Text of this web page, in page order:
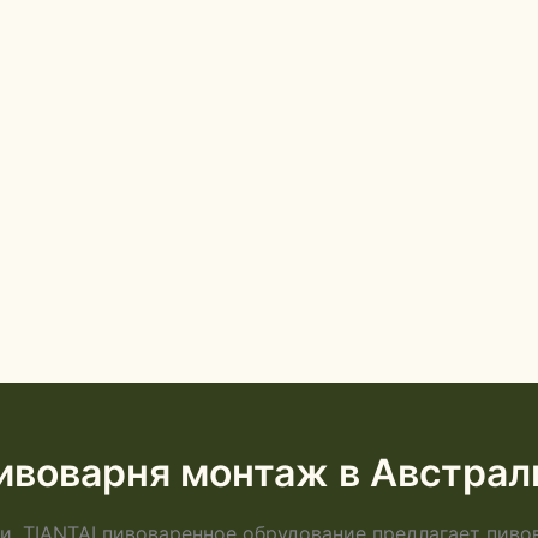
монтаж в
TIANTAI пивоваренное обрудование предлагает